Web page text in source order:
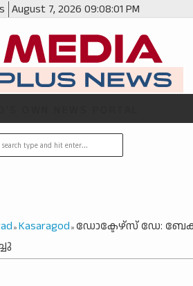
August 7, 2026 09:08:02 PM
» Kasaragod » ഡോക്ടേഴ്സ് ഡേ: